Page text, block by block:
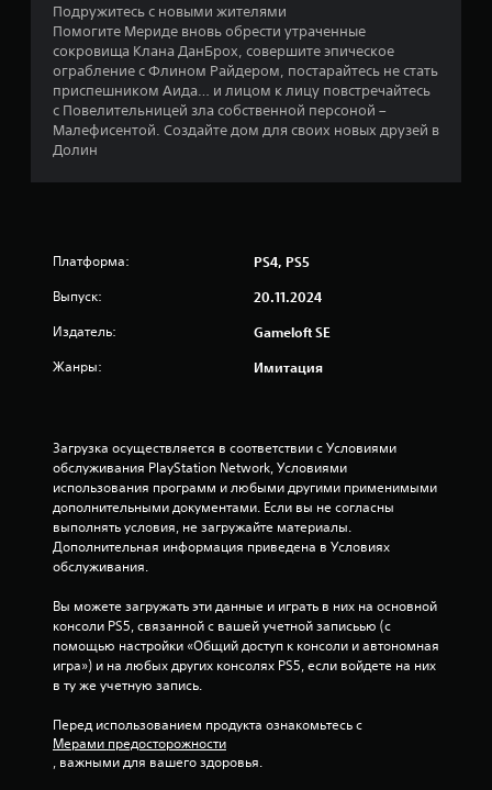
ц
е
н
Подружитесь с новыми жителями
Помогите Мериде вновь обрести утраченные
сокровища Клана ДанБрох, совершите эпическое
ограбление с Флином Райдером, постарайтесь не стать
приспешником Аида… и лицом к лицу повстречайтесь
с Повелительницей зла собственной персоной –
Малефисентой. Создайте дом для своих новых друзей в
Долин
Платформа: PS4, PS5
Выпуск: 20.11.2024
Издатель: Gameloft SE
Жанры: Имитация
Загрузка осуществляется в соответствии с Условиями
обслуживания PlayStation Network, Условиями
использования программ и любыми другими применимыми
дополнительными документами. Если вы не согласны
выполнять условия, не загружайте материалы.
Дополнительная информация приведена в Условиях
обслуживания.
Вы можете загружать эти данные и играть в них на основной
консоли PS5, связанной с вашей учетной записьью (с
помощью настройки «Общий доступ к консоли и автономная
игра») и на любых других консолях PS5, если войдете на них
в ту же учетную запись.
Перед использованием продукта ознакомьтесь с
Мерами предосторожности
, важными для вашего здоровья.